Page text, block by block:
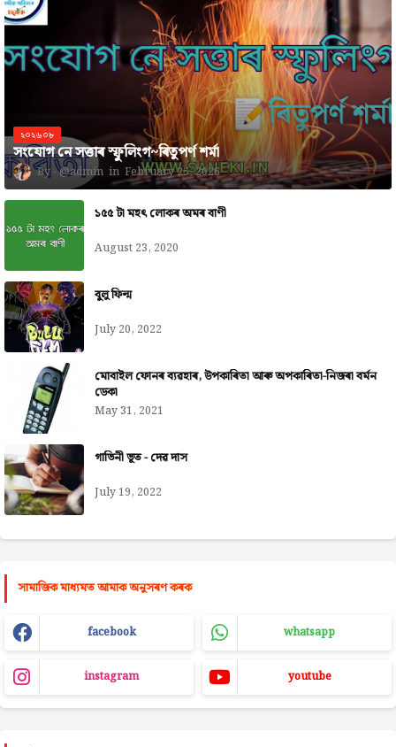
২০২৬০৮
সংযোগ নে সত্তাৰ স্ফুলিংগ~ৰিতুপৰ্ণ শৰ্মা
@admin February 25, 2026
১৫৫ টা মহৎ লোকৰ অমৰ বাণী
August 23, 2020
বুলু ফিল্ম
July 20, 2022
মোবাইল ফোনৰ ব্যৱহাৰ, উপকাৰিতা আৰু অপকাৰিতা-নিজৰা বৰ্মন
ডেকা
May 31, 2021
গাভিনী ভূত - দেৱ দাস
July 19, 2022
সামাজিক মাধ্যমত আমাক অনুসৰণ কৰক
facebook whatsapp
instagram youtube